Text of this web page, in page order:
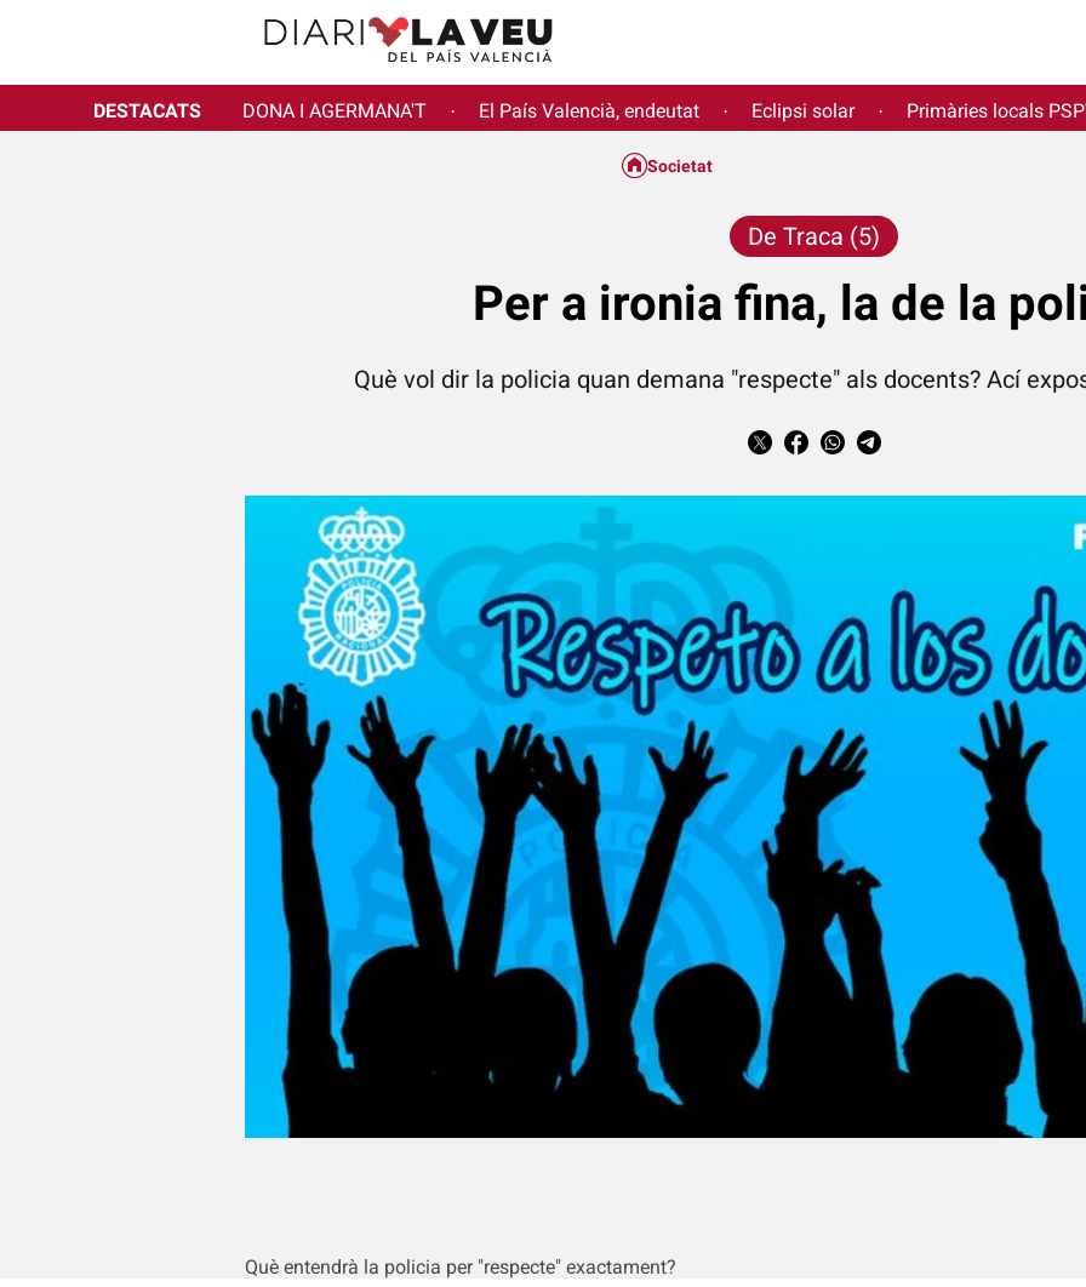
DESTACATS DONA I AGERMANA'T · El País Valencià, endeutat · Eclipsi solar · Primàries locals
Què entendrà la policia per "respecte" exactament?
Societat
De Traca (5)
Per a ironia fina, la de la
Què vol dir la policia quan demana "respecte" als docents? Ací